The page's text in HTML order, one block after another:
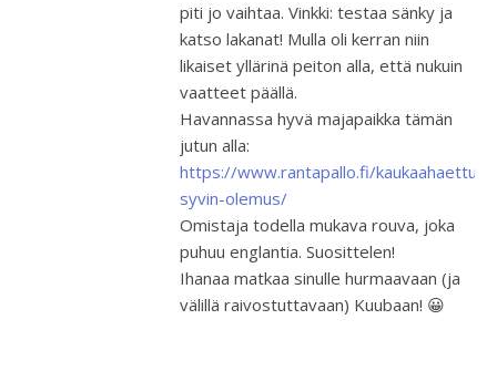
piti jo vaihtaa. Vinkki: testaa sänky ja
katso lakanat! Mulla oli kerran niin
likaiset yllärinä peiton alla, että nukuin
vaatteet päällä.
Havannassa hyvä majapaikka tämän
jutun alla:
https://www.rantapallo.fi/
syvin-olemus/
Omistaja todella mukava rouva, joka
puhuu englantia. Suosittelen!
Ihanaa matkaa sinulle hurmaavaan (ja
välillä raivostuttavaan) Kuubaan! 😀